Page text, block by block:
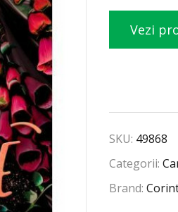
Vezi
SKU: 49868
Categorii:
Brand: